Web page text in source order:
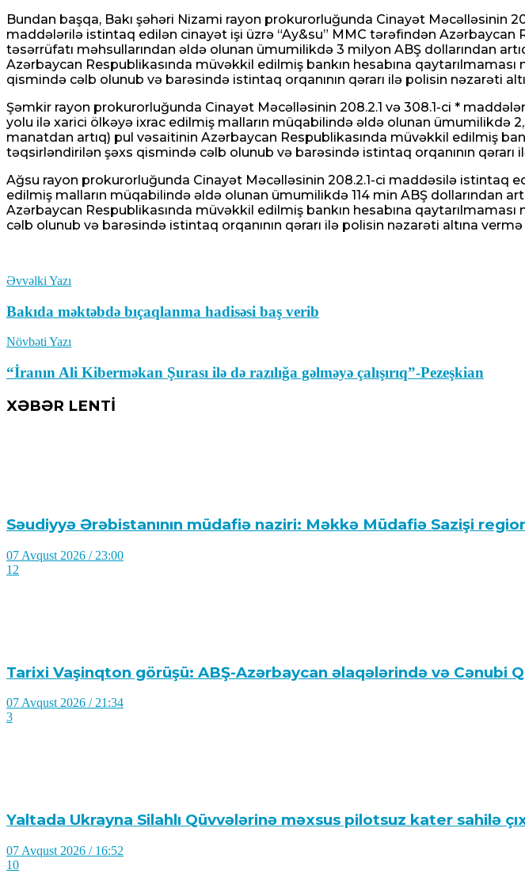
Bundan başqa, Bakı şəhəri Nizami rayon prokurorluğunda Cinayət Məcəlləsinin
maddələrilə istintaq edilən cinayət işi üzrə “Ay&su” MMC tərəfindən Azərbaycan
təsərrüfatı məhsullarından əldə olunan ümumilikdə 3 milyon ABŞ dollarından
Azərbaycan Respublikasında müvəkkil edilmiş bankın hesabına
qismində cəlb olunub və barəsində istintaq orqanının qərarı ilə polisin nəzarəti
Şəmkir rayon prokurorluğunda Cinayət Məcəlləsinin 208.2.1 və 308.1-ci *
yolu ilə xarici ölkəyə ixrac edilmiş malların müqabilində əldə olunan ümumilikdə
manatdan artıq) pul vəsaitinin Azərbaycan Respublikasında müvəkkil edilmiş
təqsirləndirilən şəxs qismində cəlb olunub və barəsində istintaq orqanının
Ağsu rayon prokurorluğunda Cinayət Məcəlləsinin 208.2.1-ci maddəsilə istintaq
edilmiş malların müqabilində əldə olunan ümumilikdə 114 min ABŞ dollarından
Azərbaycan Respublikasında müvəkkil edilmiş bankın hesabına
cəlb olunub və barəsində istintaq orqanının qərarı ilə polisin nəzarəti altına
Əvvəlki Yazı
Bakıda məktəbdə bıçaqlanma hadisəsi baş verib
Növbəti Yazı
“İranın Ali Kiberməkan Şurası ilə də razılığa gəlməyə çalışırıq”-Pezeşkian
XƏBƏR LENTİ
Səudiyyə Ərəbistanının müdafiə naziri: Məkkə Müdafiə Sazişi
07 Avqust 2026 / 23:00
12
Tarixi Vaşinqton görüşü: ABŞ-Azərbaycan əlaqələrində və Cənubi
07 Avqust 2026 / 21:34
3
Yaltada Ukrayna Silahlı Qüvvələrinə məxsus pilotsuz kater sahilə
07 Avqust 2026 / 16:52
10